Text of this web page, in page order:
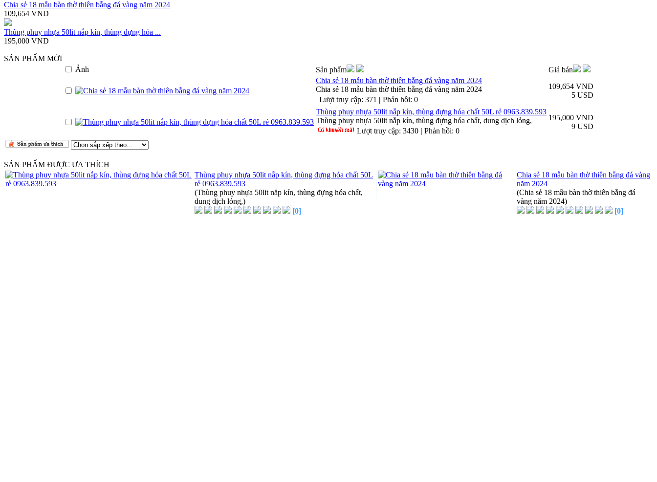
Chia sẻ 18 mẫu bàn thờ thiên bằng đá vàng năm 2024
109,654 VND
Thùng phuy nhựa 50lit nắp kín, thùng đựng hóa ...
195,000 VND
SẢN PHẨM MỚI
Ảnh
Sản phẩm
Giá bán
Chia sẻ 18 mẫu bàn thờ thiên bằng đá vàng năm 2024
Chia sẻ 18 mẫu bàn thờ thiên bằng đá vàng năm 2024
Lượt truy cập: 371 | Phản hồi: 0
109,654 VND
5 USD
Thùng phuy nhựa 50lit nắp kín, thùng đựng hóa chất 50L rẻ 0963.839.593
Thùng phuy nhựa 50lit nắp kín, thùng đựng hóa chất, dung dịch lỏng,
Lượt truy cập: 3430 | Phản hồi: 0
195,000 VND
9 USD
SẢN PHẨM ĐƯỢC ƯA THÍCH
Thùng phuy nhựa 50lit nắp kín, thùng đựng hóa chất 50L
rẻ 0963.839.593
(Thùng phuy nhựa 50lit nắp kín, thùng đựng hóa chất,
dung dịch lỏng,)
[0]
Chia sẻ 18 mẫu bàn thờ thiên bằng đá vàng
năm 2024
(Chia sẻ 18 mẫu bàn thờ thiên bằng đá
vàng năm 2024)
[0]